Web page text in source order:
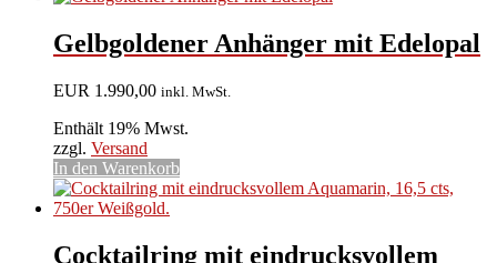
Gelbgoldener Anhänger mit Edelopal
EUR 1.990,00 inkl. MwSt.
Enthält 19% Mwst.
zzgl. Versand
In den Warenkorb
Cocktailring mit eindrucksvollem